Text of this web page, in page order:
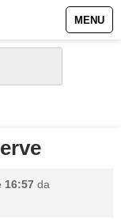
MENU
16:57 da